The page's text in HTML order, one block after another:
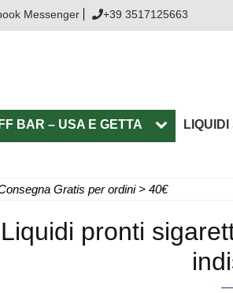
Messenger +39 3517125663
BAR – USA E GETTA
Gratis per ordini > 40€
Liquidi pronti